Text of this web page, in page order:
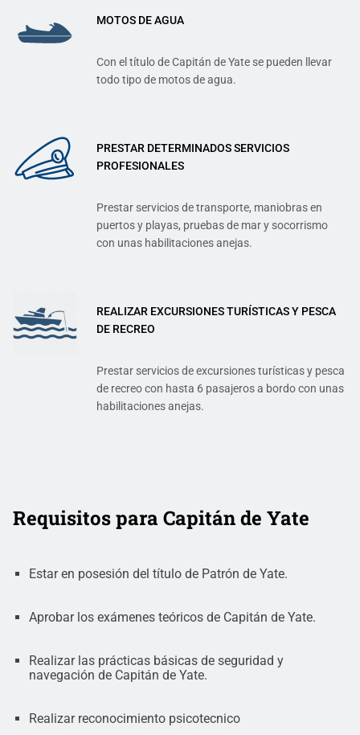
MOTOS DE AGUA
Con el título de Capitán de Yate se pueden llevar
todo tipo de motos de agua.
PRESTAR DETERMINADOS SERVICIOS
PROFESIONALES
Prestar servicios de transporte, maniobras en
puertos y playas, pruebas de mar y socorrismo
con unas habilitaciones anejas.
REALIZAR EXCURSIONES TURÍSTICAS Y PESCA
DE RECREO
Prestar servicios de excursiones turísticas y pesca
de recreo con hasta 6 pasajeros a bordo con unas
habilitaciones anejas.
Requisitos para Capitán de Yate
Estar en posesión del título de Patrón de Yate.
Aprobar los exámenes teóricos de Capitán de Yate.
Realizar las prácticas básicas de seguridad y
navegación de Capitán de Yate.
Realizar reconocimiento psicotecnico